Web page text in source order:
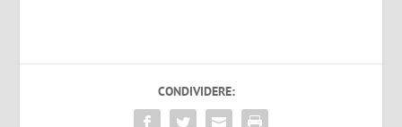
CONDIVIDERE: